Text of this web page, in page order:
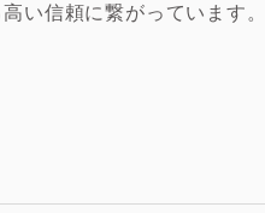
い信頼に繋がっています。